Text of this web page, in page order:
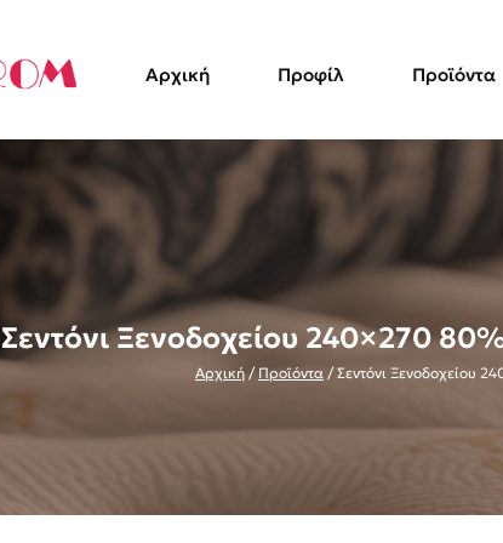
Αρχική Προφίλ Προϊόντα
Σεντόνι Ξενοδοχείου 240×270
Αρχική / Προϊόντα / Σεντόνι Ξενοδοχείου